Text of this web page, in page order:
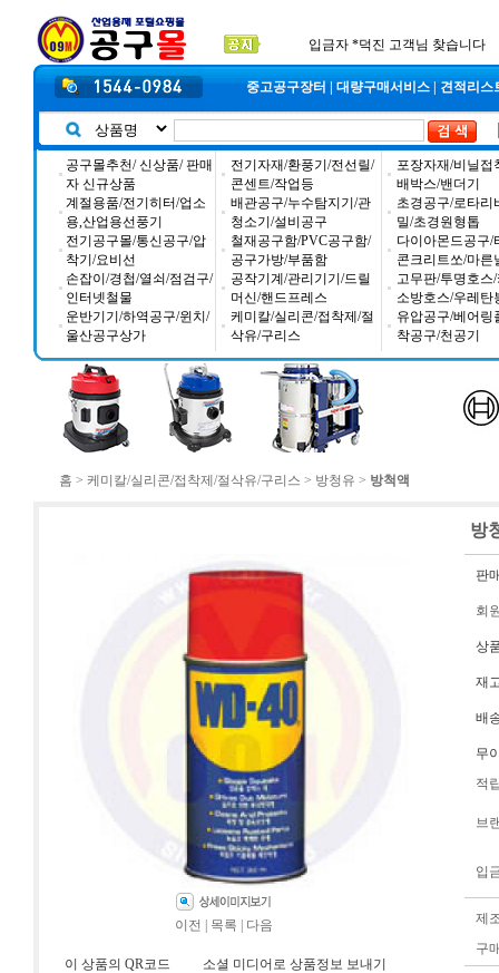
입금자 *덕진 고객님 찾습니다
중고공구장터 대량구매서비스 견적리스
공구몰추천/ 신상품/ 판매
자 신규상품
계절용품/전기히터/업소
용,산업용선풍기
전기공구몰/통신공구/압
착기/요비선
손잡이/경첩/열쇠/점검구/
인터넷철물
운반기기/하역공구/윈치/
울산공구상가
전기자재/환풍기/전선릴/
콘센트/작업등
배관공구/누수탐지기/관
청소기/설비공구
철재공구함/PVC공구함/
공구가방/부품함
공작기계/관리기기/드릴
머신/핸드프레스
케미칼/실리콘/접착제/절
삭유/구리스
포장자재/비닐접
배박스/밴더기
초경공구/로타리
밀/초경원형톱
다이아몬드공구/
콘크리트쏘/마른
고무판/투명호스
소방호스/우레탄
유압공구/베어링
착공구/천공기
홈 > 케미칼/실리콘/접착제/절삭유/구리스 > 방청유 > 방척액
이전 목록 다음
이 상품의 QR코드 소셜 미디어로 상품정보 보내기
방
판
회
상
재
배
무
적
브
입
제
구